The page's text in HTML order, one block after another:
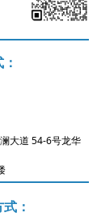
大道 54-6号龙华
：